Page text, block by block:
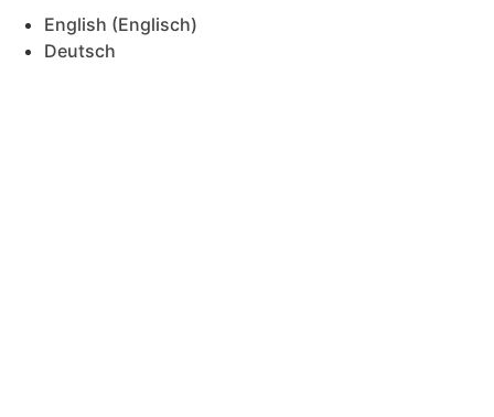
English (Englisch)
Deutsch